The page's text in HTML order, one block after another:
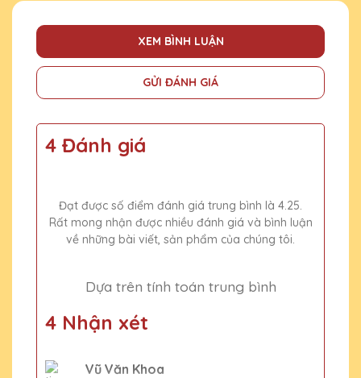
XEM BÌNH LUẬN
GỬI ĐÁNH GIÁ
4 Đánh giá
Đạt được số điểm đánh giá trung bình là 4.25.
Rất mong nhận được nhiều đánh giá và bình luận
về những bài viết, sản phẩm của chúng tôi.
Dựa trên tính toán trung bình
4 Nhận xét
Vũ Văn Khoa